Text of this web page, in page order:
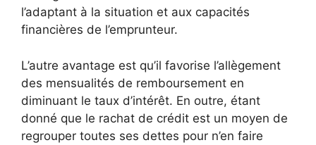
l’adaptant à la situation et aux capacités
financières de l’emprunteur.
L’autre avantage est qu’il favorise l’allègement
des mensualités de remboursement en
diminuant le taux d’intérêt. En outre, étant
donné que le rachat de crédit est un moyen de
regrouper toutes ses dettes pour n’en faire